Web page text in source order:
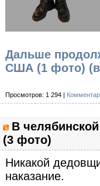
Дальше
США (1 фото)
Просмотров: 1 294 |
В
(3 фото)
Никакой
наказание.